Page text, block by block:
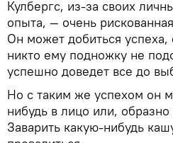
Кулбергс, из-за своих
опыта, — очень
Он может добиться успеха,
никто ему подножку не
успешно доведет все до
Но с таким же успехом он
нибудь в лицо или,
Заварить какую-нибудь